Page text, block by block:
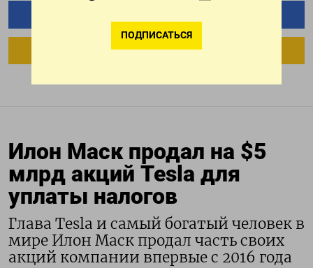
ПОДПИСАТЬСЯ
ПОДПИСАТЬСЯ В GOOGLE
Илон Маск продал на $5
млрд акций Tesla для
уплаты налогов
Глава Tesla и самый богатый человек в
мире Илон Маск продал часть своих
акций компании впервые с 2016 года